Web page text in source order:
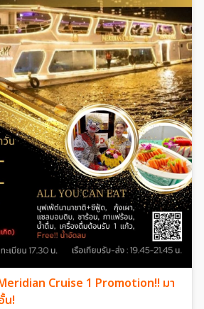
Cruise 1 Promotion!! มา
น!